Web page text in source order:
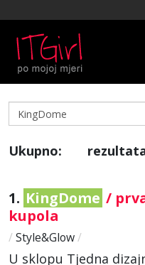
Ukupno:
1. KingDome /
kupola
/ Style&Glow/
U sklopu Tjedna